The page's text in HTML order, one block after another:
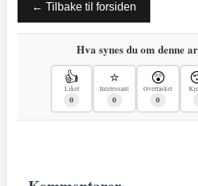
← Tilbake til forsiden
Hva synes du om denne
👍
Liker
0
⭐
Interessant
0
😲
Overrasket
0